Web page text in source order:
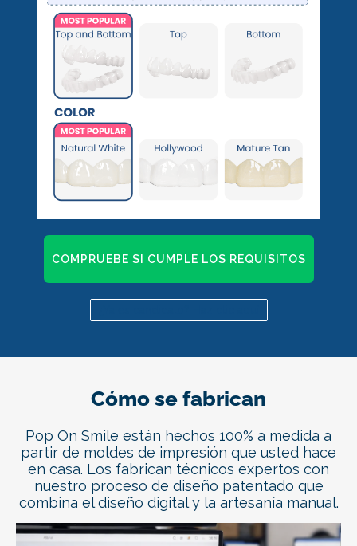
COMPRUEBE SI CUMPLE LOS REQUISITOS
Cómo se fabrican
Pop On Smile están hechos 100% a medida a
partir de moldes de impresión que usted hace
en casa. Los fabrican técnicos expertos con
nuestro proceso de diseño patentado que
combina el diseño digital y la artesanía manual.